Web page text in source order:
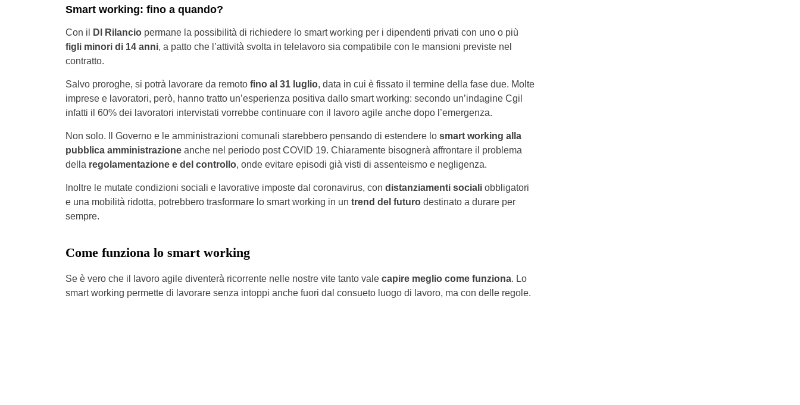
Smart working: fino a quando?
Con il Dl Rilanciopermane la possibilità di richiedere lo smart working per i dipendenti privati con uno o più
figli minori di 14 anni, a patto che l’attività svolta in telelavoro sia compatibile con le mansioni previste nel
contratto.
Salvo proroghe, si potrà lavorare da remoto fino al 31 luglio, data in cui è fissato il termine della fase due. Molte
imprese e lavoratori, però, hanno tratto un’esperienza positiva dallo smart working: secondo un’indagine Cgil
infatti il 60% dei lavoratori intervistati vorrebbe continuare con il lavoro agile anche dopo l’emergenza.
Non solo. Il Governo e le amministrazioni comunali starebbero pensando di estendere lo smart working alla
pubblica amministrazioneanche nel periodo post COVID 19. Chiaramente bisognerà affrontare il problema
della regolamentazione e del controllo, onde evitare episodi già visti di assenteismo e negligenza.
Inoltre le mutate condizioni sociali e lavorative imposte dal coronavirus, con distanziamenti sociali obbligatori
e una mobilità ridotta, potrebbero trasformare lo smart working in un trend del futurodestinato a durare per
sempre.
Come funziona lo smart working
Se è vero che il lavoro agile diventerà ricorrente nelle nostre vite tanto vale capire meglio come funziona. Lo
smart working permette di lavorare senza intoppi anche fuori dal consueto luogo di lavoro, ma con delle regole.